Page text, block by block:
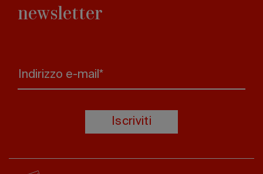
newsletter
Indirizzo e-mail*
Iscriviti